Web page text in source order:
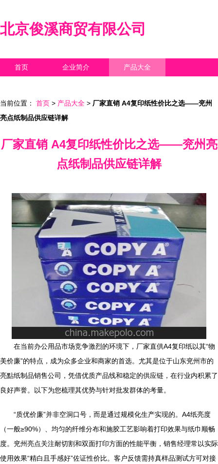
北京俊溪商贸有限公司
首页 企业简介 产品大全
当前位置： 首页 > 产品大全 > 厂家直销 A4复印纸性价比之选——兖州
亮点纸制品供应链详解
厂家直销 A4复印纸性价比之选——兖州亮
点纸制品供应链详解
在当前办公用品市场竞争激烈的环境下，厂家直供A4复印纸以其“物
美价廉”的特点，成为众多企业和商家的首选。尤其是位于山东兖州市的
亮點纸制品销售公司，凭借优质产品线和稳定的供应链，在行业内积累了
良好声誉。以下为您梳理其优势与针对批发群体的考量。
“质优价廉”并非空洞口号，而是通过规模化生产实现的。A4纸亮度
（一般≥90%）、均匀的纤维分布和施胶工艺影响着打印效果与纸巾顺畅
度。兖州亮点关注耐切割和双面打印方面的性能平衡，销售经理常以实际
使用效果“精白且手感好”佐证性价比。客户反馈需持真样品测试方可对接